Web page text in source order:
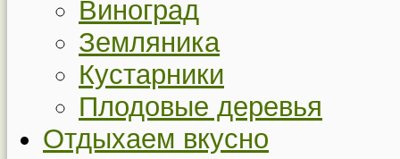
Виноград
Земляника
Кустарники
Плодовые деревья
Отдыхаем вкусно